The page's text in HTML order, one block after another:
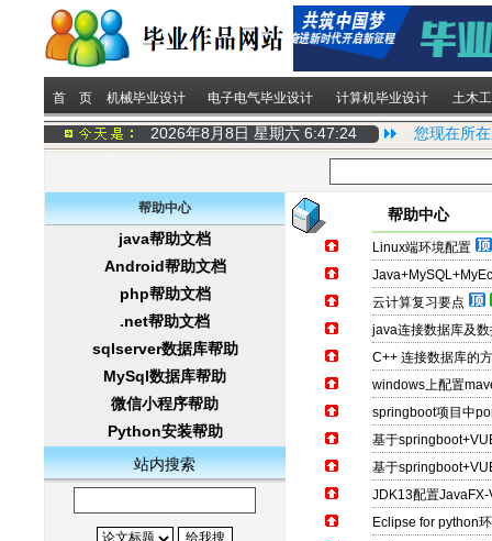
首 页 机械毕业设计 电子电气毕业设计 计算机毕业设计 土木
2026年8月8日 星期六 6:47:24 您现在所
帮助中心
java帮助文档
Android帮助文档
php帮助文档
.net帮助文档
sqlserver数据库帮助
MySql数据库帮助
微信小程序帮助
Python安装帮助
站内搜索
帮助中心
Linux端环境配置
云计算复习要点
java连接数据库及
C++ 连接数据库的
windows上配置
springboot项目中
基于
基于
JDK13配置
Eclipse for python